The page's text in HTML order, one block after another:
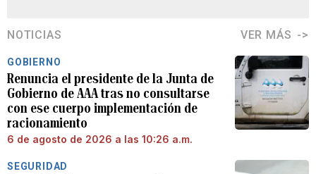
NOTICIAS VER MÁS
GOBIERNO
Renuncia el presidente de la Junta de
Gobierno de AAA tras no consultarse
con ese cuerpo implementación de
racionamiento
6 de agosto de 2026 a las 10:26 a.m.
SEGURIDAD